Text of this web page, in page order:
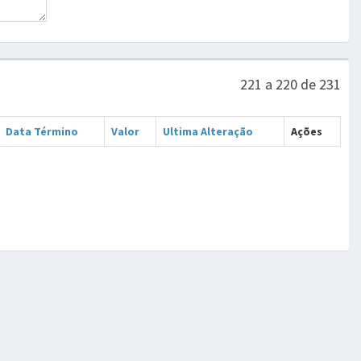
221 a 220 de 231
Data Término Valor Ultima Alteração Ações